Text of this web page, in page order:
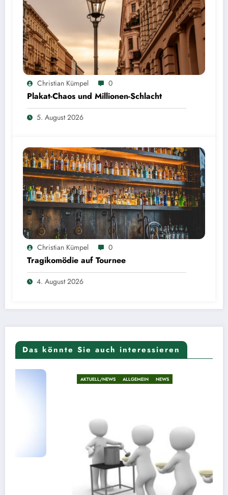
Christian Kümpel 0
Plakat-Chaos und Millionen-Schlacht
5. August 2026
Christian Kümpel 0
Tragikomödie auf Tournee
4. August 2026
Das könnte Sie auch interessieren
ALLGEMEIN NEWS